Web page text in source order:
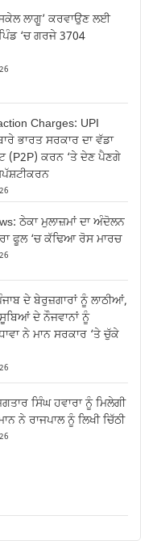
ਲਾਗੂ’ ਕਰਵਾਉਣ ਲਈ
‘ਚ ਗਰਜੇ 3704
Charges: UPI
ਭਾਰਤ ਸਰਕਾਰ ਦਾ ਵੱਡਾ
(P2P) ਕਰਨ ‘ਤੇ ਦੇਣ ਪੈਣਗੇ
ਠੇਕਾ ਮੁਲਾਜ਼ਮਾਂ ਦਾ ਅੰਦੋਲਨ
ਫੂਲ ‘ਚ ਕੱਢਿਆ ਰੋਸ ਮਾਰਚ
ਦੇ ਬੇਰੁਜ਼ਗਾਰਾਂ ਨੂੰ ਲਾਠੀਆਂ,
ਦੇ ਨੌਜਵਾਨਾਂ ਨੂੰ
ਨੇ ਮਾਨ ਸਰਕਾਰ ‘ਤੇ ਚੁੱਕੇ
ਸਿੰਘ ਹਵਾਰਾ ਨੂੰ ਮਿਲੇਗੀ
ਨੇ ਰਾਜਪਾਲ ਨੂੰ ਲਿਖੀ ਚਿੱਠੀ